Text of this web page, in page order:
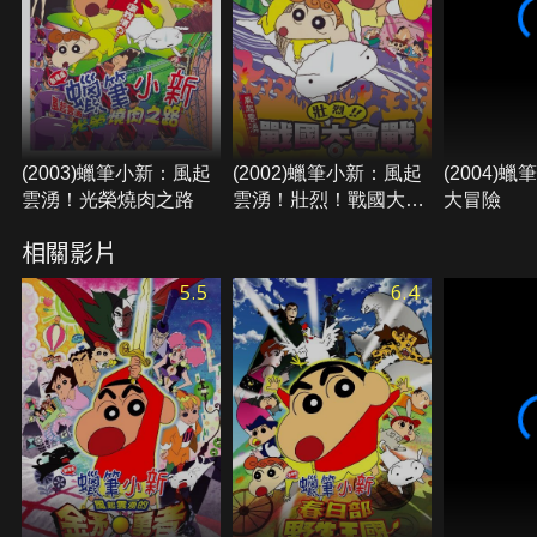
(2003)蠟筆小新：風起
雲湧！光榮燒肉之路
(2002)蠟筆小新：風起
雲湧！壯烈！戰國大會
(2004)蠟
大冒險
相關影片
5.5 6.4